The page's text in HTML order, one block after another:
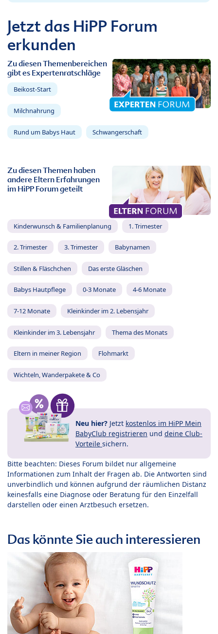
Jetzt das HiPP Forum
erkunden
Zu diesen Themenbereichen
gibt es Expertenratschläge
Beikost-Start
Milchnahrung
Rund um Babys Haut Schwangerschaft
Zu diesen Themen haben
andere Eltern Erfahrungen
im HiPP Forum geteilt
Kinderwunsch & Familienplanung 1. Trimester
2. Trimester 3. Trimester Babynamen
Stillen & Fläschchen Das erste Gläschen
Babys Hautpflege 0-3 Monate 4-6 Monate
7-12 Monate Kleinkinder im 2. Lebensjahr
Kleinkinder im 3. Lebensjahr Thema des Monats
Eltern in meiner Region Flohmarkt
Wichteln, Wanderpakete & Co
Neu hier? Jetzt kostenlos im HiPP Mein
BabyClub registrieren und deine Club-
Vorteile sichern.
Bitte beachten: Dieses Forum bildet nur allgemeine
Informationen zum Inhalt der Fragen ab. Die Antworten sind
unverbindlich und können aufgrund der räumlichen Distanz
keinesfalls eine Diagnose oder Beratung für den Einzelfall
darstellen oder einen Arztbesuch ersetzen.
Das könnte Sie auch interessieren